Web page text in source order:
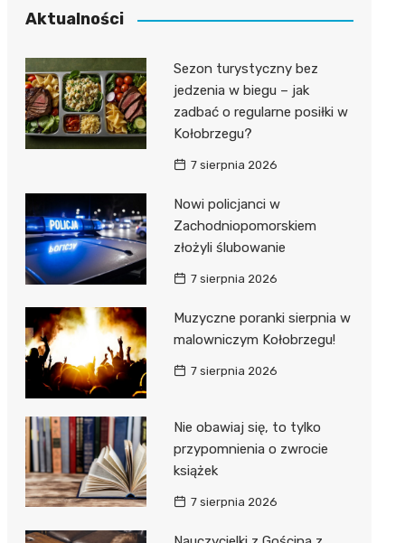
Aktualności
Sezon turystyczny bez
jedzenia w biegu – jak
zadbać o regularne posiłki w
Kołobrzegu?
7 sierpnia 2026
Nowi policjanci w
Zachodniopomorskiem
złożyli ślubowanie
7 sierpnia 2026
Muzyczne poranki sierpnia w
malowniczym Kołobrzegu!
7 sierpnia 2026
Nie obawiaj się, to tylko
przypomnienia o zwrocie
książek
7 sierpnia 2026